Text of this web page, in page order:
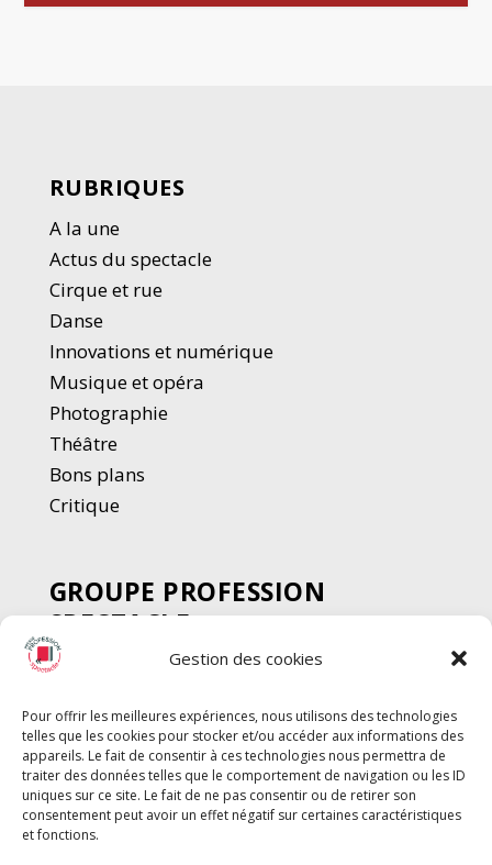
Gestion des cookies
Pour offrir les meilleures expériences, nous utilisons des technologies
telles que les cookies pour stocker et/ou accéder aux informations des
appareils. Le fait de consentir à ces technologies nous permettra de
traiter des données telles que le comportement de navigation ou les ID
uniques sur ce site. Le fait de ne pas consentir ou de retirer son
consentement peut avoir un effet négatif sur certaines caractéristiques
et fonctions.
RUBRIQUES
A la une
Actus du spectacle
Cirque et rue
Danse
Innovations et numérique
Musique et opéra
Photographie
Théâtre
Bons plans
Critique
GROUPE PROFESSION
SPECTACLE
Chèque Intermittents
Chèque Compta
Chèque Emploi Spectacle
G-Pods
Profession Audio-visuel